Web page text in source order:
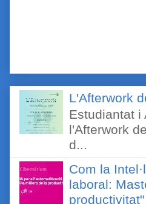
L'Afterwork
Estudiantat
l'Afterwork
d...
Com la
laboral: